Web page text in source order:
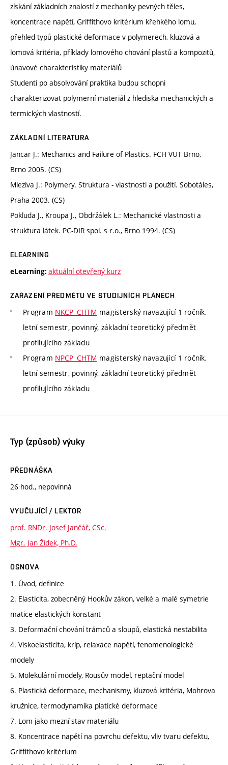
získání základních znalostí z mechaniky pevných těles,
koncentrace napětí, Griffithovo kritérium křehkého lomu,
přehled typů plastické deformace v polymerech, kluzová a
lomová kritéria, příklady lomového chování plastů a kompozitů,
únavové charakteristiky materiálů
Studenti po absolvování praktika budou schopni
charakterizovat polymerní materiál z hlediska mechanických a
termických vlastností.
ZÁKLADNÍ LITERATURA
Jancar J.: Mechanics and Failure of Plastics. FCH VUT Brno,
Brno 2005. (CS)
Mleziva J.: Polymery. Struktura - vlastnosti a použití. Sobotáles,
Praha 2003. (CS)
Pokluda J., Kroupa J., Obdržálek L.: Mechanické vlastnosti a
struktura látek. PC-DIR spol. s r.o., Brno 1994. (CS)
ELEARNING
eLearning: aktuální otevřený kurz
ZAŘAZENÍ PŘEDMĚTU VE STUDIJNÍCH PLÁNECH
Program NKCP_CHTM magisterský navazující 1 ročník,
letní semestr, povinný, základní teoretický předmět
profilujícího základu
Program NPCP_CHTM magisterský navazující 1 ročník,
letní semestr, povinný, základní teoretický předmět
profilujícího základu
Typ (způsob) výuky
PŘEDNÁŠKA
26 hod., nepovinná
VYUČUJÍCÍ / LEKTOR
prof. RNDr. Josef Jančář, CSc.
Mgr. Jan Žídek, Ph.D.
OSNOVA
1. Úvod, definice
2. Elasticita, zobecněný Hookův zákon, velké a malé symetrie
matice elastických konstant
3. Deformační chování trámců a sloupů, elastická nestabilita
4. Viskoelasticita, kríp, relaxace napětí, fenomenologické
modely
5. Molekulární modely, Rousův model, reptační model
6. Plastická deformace, mechanismy, kluzová kritéria, Mohrova
kružnice, termodynamika platické deformace
7. Lom jako mezní stav materiálu
8. Koncentrace napětí na povrchu defektu, vliv tvaru defektu,
Griffithovo kritérium